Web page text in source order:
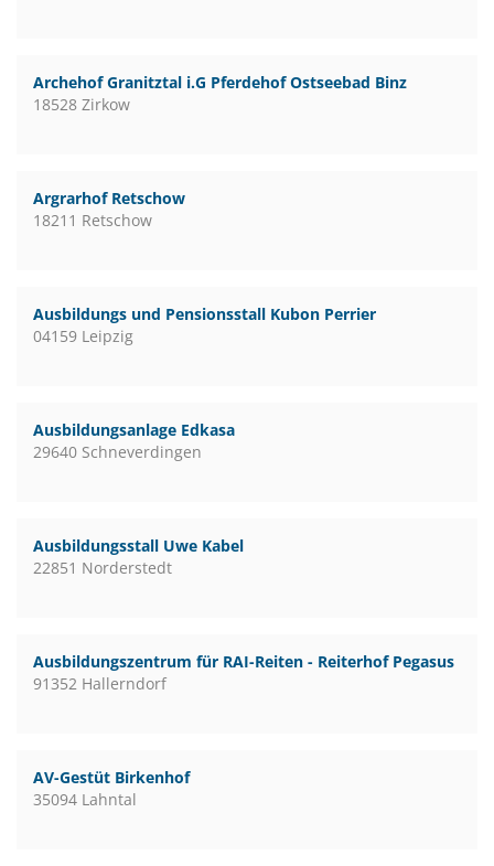
Archehof Granitztal i.G Pferdehof Ostseebad Binz
18528 Zirkow
Argrarhof Retschow
18211 Retschow
Ausbildungs und Pensionsstall Kubon Perrier
04159 Leipzig
Ausbildungsanlage Edkasa
29640 Schneverdingen
Ausbildungsstall Uwe Kabel
22851 Norderstedt
Ausbildungszentrum für RAI-Reiten - Reiterhof Pegasus
91352 Hallerndorf
AV-Gestüt Birkenhof
35094 Lahntal